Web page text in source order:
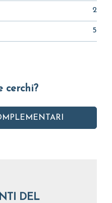
2
5
cerchi?